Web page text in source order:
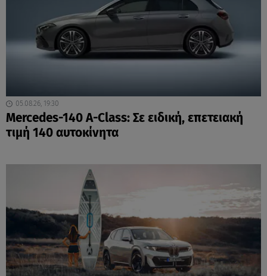
05.08.26, 19:30
Mercedes-140 A-Class: Σε ειδική, επετειακή
τιμή 140 αυτοκίνητα